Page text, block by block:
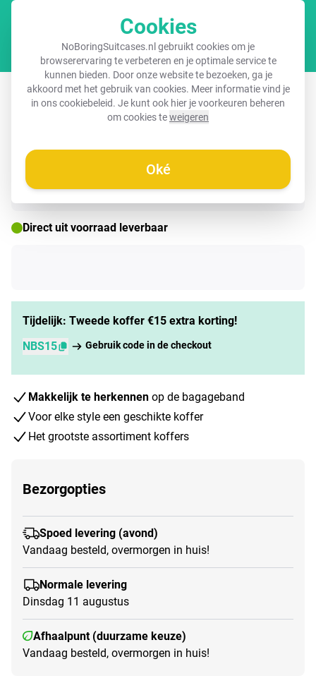
Cookies
NoBoringSuitcases.nl gebruikt cookies om je
browserervaring te verbeteren en je optimale service te
kunnen bieden. Door onze website te bezoeken, ga je
akkoord met het gebruik van cookies. Meer informatie vind je
in onscookiebeleid. Je kunt ook hier je voorkeuren beheren
om cookies teweigeren
Oké
Koffer - Eiffeltoren - Herfst - Parijs -
Direct uit voorraad leverbaar
Tijdelijk: Tweede koffer €15 extra korting!
NBS15
Gebruik code in de checkout
Makkelijk te herkennen op de bagageband
Voor elke style een geschikte koffer
Het grootste assortiment koffers
Bezorgopties
Spoed levering (avond)
Vandaag besteld, overmorgen in huis!
Normale levering
Dinsdag 11 augustus
Afhaalpunt (duurzame keuze)
Vandaag besteld, overmorgen in huis!